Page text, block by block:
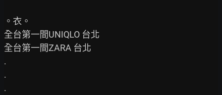
。衣。
全台第一間UNIQLO 台北
全台第一間ZARA 台北
.
.
.